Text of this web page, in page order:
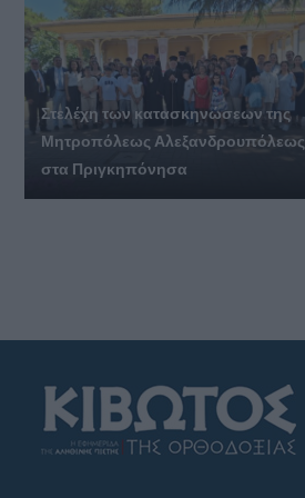
Στελέχη των κατασκηνώσεων της
Μητροπόλεως Αλεξανδρουπόλεως
στα Πριγκηπόνησα